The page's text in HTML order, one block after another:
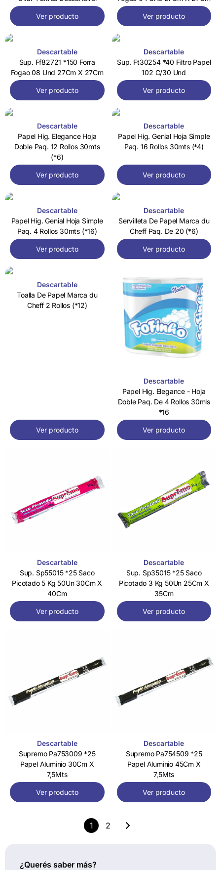
Ver producto Ver producto
Descartable
Sup. Ff82721 *150 Forra
Fogao 08 Und 27Cm X 27Cm
Ver producto
Descartable
Sup. Ft30254 *40 Filtro Papel
102 C/30 Und
Ver producto
Descartable
Papel Hig. Elegance Hoja
Doble Paq. 12 Rollos 30mts
(*6)
Ver producto
Descartable
Papel Hig. Genial Hoja Simple
Paq. 16 Rollos 30mts (*4)
Ver producto
Descartable
Papel Hig. Genial Hoja Simple
Paq. 4 Rollos 30mts (*16)
Ver producto
Descartable
Servilleta De Papel Marca du
Cheff Paq. De 20 (*6)
Ver producto
Descartable
Toalla De Papel Marca du
Cheff 2 Rollos (*12)
Ver producto
Descartable
Papel Hig. Elegance - Hoja
Doble Paq. De 4 Rollos 30mls
*16
Ver producto
Descartable
Sup. Sp55015 *25 Saco
Picotado 5 Kg 50Un 30Cm X
40Cm
Ver producto
Descartable
Sup. Sp35015 *25 Saco
Picotado 3 Kg 50Un 25Cm X
35Cm
Ver producto
Descartable
Supremo Pa753009 *25
Papel Aluminio 30Cm X
7,5Mts
Ver producto
Descartable
Supremo Pa754509 *25
Papel Aluminio 45Cm X
7,5Mts
Ver producto
1 2
¿Querés saber más?